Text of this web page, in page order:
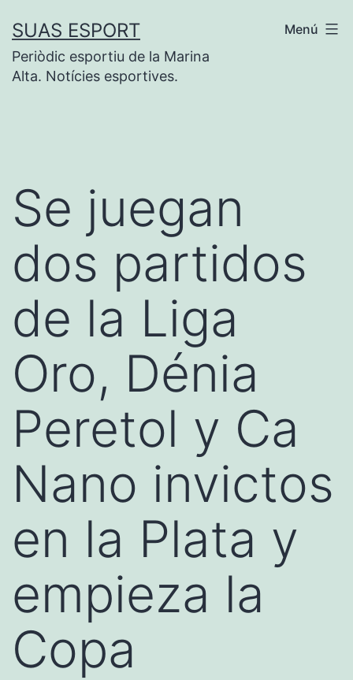
contenido
SUAS ESPORT
Periòdic esportiu de la Marina
Alta. Notícies esportives.
Menú
Se juegan
dos partidos
de la Liga
Oro, Dénia
Peretol y Ca
Nano invictos
en la Plata y
empieza la
Copa